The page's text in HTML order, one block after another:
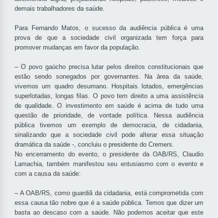
demais trabalhadores da saúde.
Para Fernando Matos, o sucesso da audiência pública é uma
prova de que a sociedade civil organizada tem força para
promover mudanças em favor da população.
– O povo gaúcho precisa lutar pelos direitos constitucionais que
estão sendo sonegados por governantes. Na área da saúde,
vivemos um quadro desumano. Hospitais lotados, emergências
superlotadas, longas filas. O povo tem direito a uma assistência
de qualidade. O investimento em saúde é acima de tudo uma
questão de prioridade, de vontade política. Nessa audiência
pública tivemos um exemplo de democracia, de cidadania,
sinalizando que a sociedade civil pode alterar essa situação
dramática da saúde -, concluiu o presidente do Cremers.
No encerramento do evento, o presidente da OAB/RS, Claudio
Lamachia, também manifestou seu entusiasmo com o evento e
com a causa da saúde:
– A OAB/RS, como guardiã da cidadania, está comprometida com
essa causa tão nobre que é a saúde pública. Temos que dizer um
basta ao descaso com a saúde. Não podemos aceitar que este